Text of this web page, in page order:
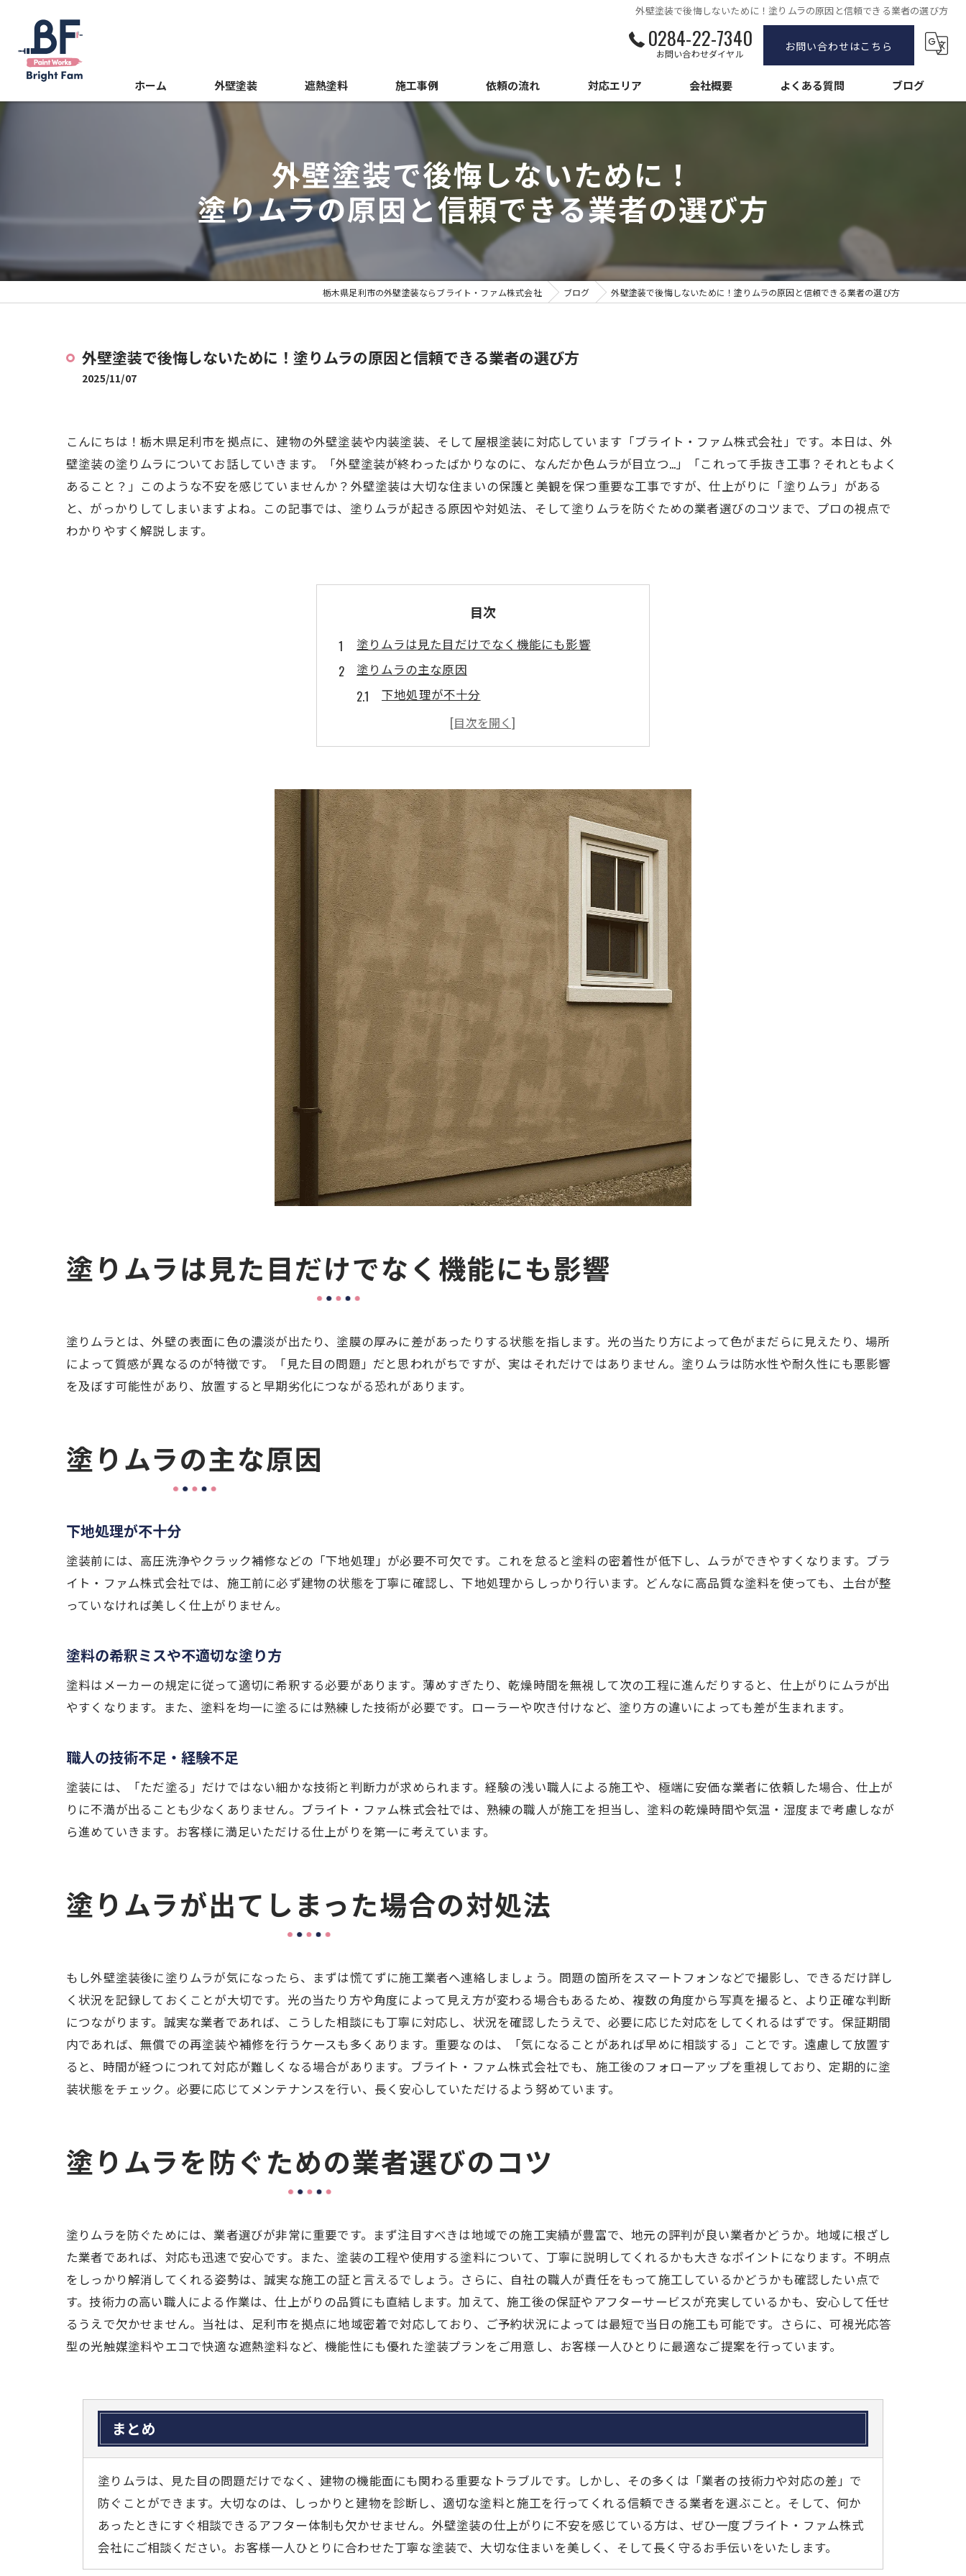
外壁塗装で後悔しないために！塗りムラの原因と信頼できる業者の選び方
0284-22-7340
お問い合わせダイヤル
お問い合わせはこちら
ホーム 外壁塗装
屋根塗装
遮熱塗料 施工事例 依頼の流れ 対応エリア
佐野市の外壁塗装
宇都宮市の外壁塗装
会社概要 よくある質問 ブログ
外壁塗装で後悔しないために！
塗りムラの原因と信頼できる業者の選び方
栃木県足利市の外壁塗装ならブライト・ファム株式会社 ブログ 外壁塗装で後悔しないために！塗りムラの原因と信頼できる業者の選び方
外壁塗装で後悔しないために！塗りムラの原因と信頼できる業者の選び方
2025/11/07
こんにちは！栃木県足利市を拠点に、建物の外壁塗装や内装塗装、そして屋根塗装に対応しています「ブライト・ファム株式会社」です。本日は、外
壁塗装の塗りムラについてお話していきます。「外壁塗装が終わったばかりなのに、なんだか色ムラが目立つ…」「これって手抜き工事？それともよく
あること？」このような不安を感じていませんか？外壁塗装は大切な住まいの保護と美観を保つ重要な工事ですが、仕上がりに「塗りムラ」がある
と、がっかりしてしまいますよね。この記事では、塗りムラが起きる原因や対処法、そして塗りムラを防ぐための業者選びのコツまで、プロの視点で
わかりやすく解説します。
目次
塗りムラは見た目だけでなく機能にも影響
塗りムラの主な原因
下地処理が不十分
塗料の希釈ミスや不適切な塗り方
職人の技術不足・経験不足
塗りムラを防ぐための業者選びのコツ
まとめ
塗りムラは見た目だけでなく機能にも影響
塗りムラとは、外壁の表面に色の濃淡が出たり、塗膜の厚みに差があったりする状態を指します。光の当たり方によって色がまだらに見えたり、場所
によって質感が異なるのが特徴です。「見た目の問題」だと思われがちですが、実はそれだけではありません。塗りムラは防水性や耐久性にも悪影響
を及ぼす可能性があり、放置すると早期劣化につながる恐れがあります。
塗りムラの主な原因
下地処理が不十分
塗装前には、高圧洗浄やクラック補修などの「下地処理」が必要不可欠です。これを怠ると塗料の密着性が低下し、ムラができやすくなります。ブラ
イト・ファム株式会社では、施工前に必ず建物の状態を丁寧に確認し、下地処理からしっかり行います。どんなに高品質な塗料を使っても、土台が整
っていなければ美しく仕上がりません。
塗料の希釈ミスや不適切な塗り方
塗料はメーカーの規定に従って適切に希釈する必要があります。薄めすぎたり、乾燥時間を無視して次の工程に進んだりすると、仕上がりにムラが出
やすくなります。また、塗料を均一に塗るには熟練した技術が必要です。ローラーや吹き付けなど、塗り方の違いによっても差が生まれます。
職人の技術不足・経験不足
塗装には、「ただ塗る」だけではない細かな技術と判断力が求められます。経験の浅い職人による施工や、極端に安価な業者に依頼した場合、仕上が
りに不満が出ることも少なくありません。ブライト・ファム株式会社では、熟練の職人が施工を担当し、塗料の乾燥時間や気温・湿度まで考慮しなが
ら進めていきます。お客様に満足いただける仕上がりを第一に考えています。
塗りムラが出てしまった場合の対処法
もし外壁塗装後に塗りムラが気になったら、まずは慌てずに施工業者へ連絡しましょう。問題の箇所をスマートフォンなどで撮影し、できるだけ詳し
く状況を記録しておくことが大切です。光の当たり方や角度によって見え方が変わる場合もあるため、複数の角度から写真を撮ると、より正確な判断
につながります。誠実な業者であれば、こうした相談にも丁寧に対応し、状況を確認したうえで、必要に応じた対応をしてくれるはずです。保証期間
内であれば、無償での再塗装や補修を行うケースも多くあります。重要なのは、「気になることがあれば早めに相談する」ことです。遠慮して放置す
ると、時間が経つにつれて対応が難しくなる場合があります。ブライト・ファム株式会社でも、施工後のフォローアップを重視しており、定期的に塗
装状態をチェック。必要に応じてメンテナンスを行い、長く安心していただけるよう努めています。
塗りムラを防ぐための業者選びのコツ
塗りムラを防ぐためには、業者選びが非常に重要です。まず注目すべきは地域での施工実績が豊富で、地元の評判が良い業者かどうか。地域に根ざし
た業者であれば、対応も迅速で安心です。また、塗装の工程や使用する塗料について、丁寧に説明してくれるかも大きなポイントになります。不明点
をしっかり解消してくれる姿勢は、誠実な施工の証と言えるでしょう。さらに、自社の職人が責任をもって施工しているかどうかも確認したい点で
す。技術力の高い職人による作業は、仕上がりの品質にも直結します。加えて、施工後の保証やアフターサービスが充実しているかも、安心して任せ
るうえで欠かせません。当社は、足利市を拠点に地域密着で対応しており、ご予約状況によっては最短で当日の施工も可能です。さらに、可視光応答
型の光触媒塗料やエコで快適な遮熱塗料など、機能性にも優れた塗装プランをご用意し、お客様一人ひとりに最適なご提案を行っています。
まとめ
塗りムラは、見た目の問題だけでなく、建物の機能面にも関わる重要なトラブルです。しかし、その多くは「業者の技術力や対応の差」で
防ぐことができます。大切なのは、しっかりと建物を診断し、適切な塗料と施工を行ってくれる信頼できる業者を選ぶこと。そして、何か
あったときにすぐ相談できるアフター体制も欠かせません。外壁塗装の仕上がりに不安を感じている方は、ぜひ一度ブライト・ファム株式
会社にご相談ください。お客様一人ひとりに合わせた丁寧な塗装で、大切な住まいを美しく、そして長く守るお手伝いをいたします。